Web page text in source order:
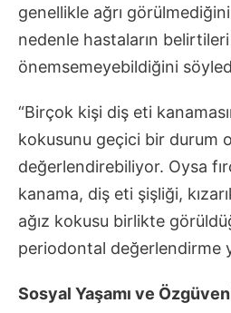
genellikle ağrı
nedenle hastaların belirtileri
önemsemeyebildiğini
“Birçok kişi diş eti
kokusunu geçici bir durum
değerlendirebiliyor. Oysa
kanama, diş eti şişliği,
ağız kokusu birlikte
periodontal değerlendirme
Sosyal Yaşamı ve